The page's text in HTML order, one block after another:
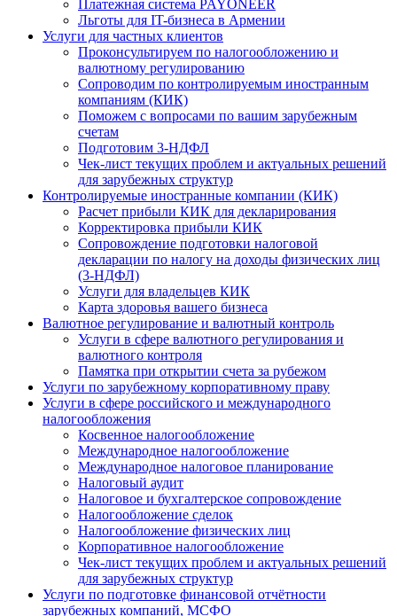
Платежная система PAYONEER
Льготы для IT-бизнеса в Армении
Услуги для частных клиентов
Проконсультируем по налогообложению и
валютному регулированию
Сопроводим по контролируемым иностранным
компаниям (КИК)
Поможем с вопросами по вашим зарубежным
счетам
Подготовим 3-НДФЛ
Чек-лист текущих проблем и актуальных решений
для зарубежных структур
Контролируемые иностранные компании (КИК)
Расчет прибыли КИК для декларирования
Корректировка прибыли КИК
Сопровождение подготовки налоговой
декларации по налогу на доходы физических лиц
(3-НДФЛ)
Услуги для владельцев КИК
Карта здоровья вашего бизнеса
Валютное регулирование и валютный контроль
Услуги в сфере валютного регулирования и
валютного контроля
Памятка при открытии счета за рубежом
Услуги по зарубежному корпоративному праву
Услуги в сфере российского и международного
налогообложения
Косвенное налогообложение
Международное налогообложение
Международное налоговое планирование
Налоговый аудит
Налоговое и бухгалтерское сопровождение
Налогообложение сделок
Налогообложение физических лиц
Корпоративное налогообложение
Чек-лист текущих проблем и актуальных решений
для зарубежных структур
Услуги по подготовке финансовой отчётности
зарубежных компаний, МСФО